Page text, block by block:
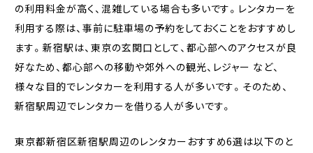
の利用料金が高く、混雑している場合も多いです。レンタカーを
利用する際は、事前に駐車場の予約をしておくことをおすすめし
ます。新宿駅は、東京の玄関口として、都心部へのアクセスが良
好なため、都心部への移動や郊外への観光、レジャー など、
様々な目的でレンタカーを利用する人が多いです。そのため、
新宿駅周辺でレンタカーを借りる人が多いです。
東京都新宿区新宿駅周辺のレンタカーおすすめ6選は以下のと